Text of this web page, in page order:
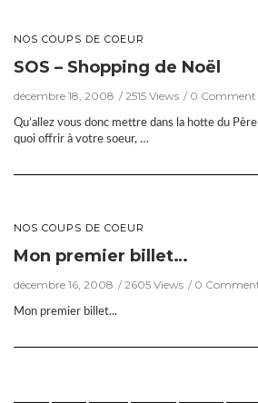
NOS COUPS DE COEUR
SOS – Shopping de Noël
décembre 18, 2008 2515 Views 0 Comment
Qu’allez vous donc mettre dans la hotte du
quoi offrir à votre soeur, …
NOS COUPS DE COEUR
Mon premier billet…
décembre 16, 2008 2605 Views 0
Mon premier billet...